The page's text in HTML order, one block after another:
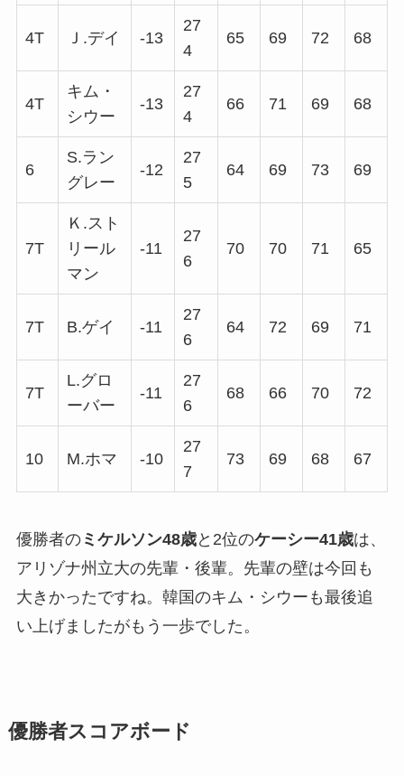
4T Ｊ.デイ -13
27
4
65 69 72 68
4T
キム・
シウー
-13
27
4
66 71 69 68
6
S.ラン
グレー
-12
27
5
64 69 73 69
7T
Ｋ.スト
リール
マン
-11
27
6
70 70 71 65
7T B.ゲイ -11
27
6
64 72 69 71
7T
L.グロ
ーバー
-11
27
6
68 66 70 72
10 M.ホマ -10
27
7
73 69 68 67
優勝者のミケルソン48歳と2位のケーシー41歳は、
アリゾナ州立大の先輩・後輩。先輩の壁は今回も
大きかったですね。韓国のキム・シウーも最後追
い上げましたがもう一歩でした。
優勝者スコアボード